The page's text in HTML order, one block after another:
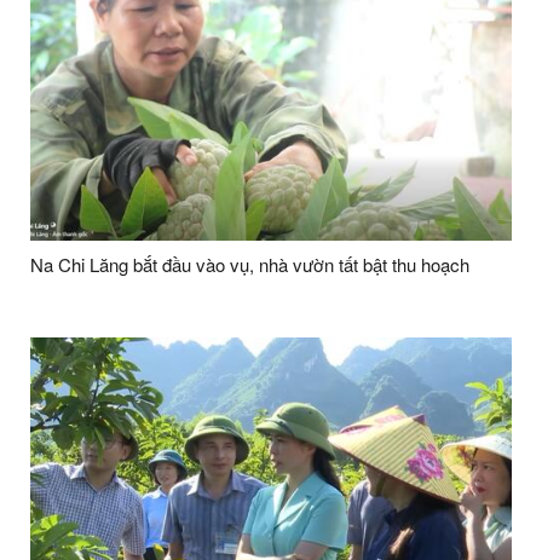
Na Chi Lăng bắt đầu vào vụ, nhà vườn tất bật thu hoạch